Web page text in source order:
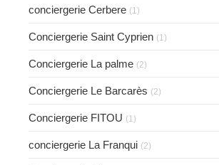
conciergerie Cerbere (1)
Conciergerie Saint Cyprien (1)
Conciergerie La palme (2)
Conciergerie Le Barcarès (2)
Conciergerie FITOU (1)
conciergerie La Franqui (2)